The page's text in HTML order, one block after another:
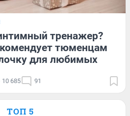
тренажер?
тюменцам
для любимых
10 685 91
ТОП 5